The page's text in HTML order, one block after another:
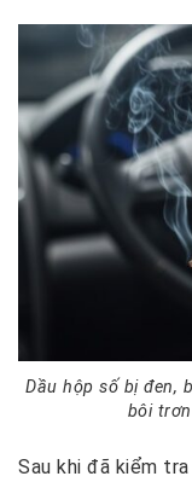
Dầu hộp số bị đen,
bôi
Sau khi đã kiểm